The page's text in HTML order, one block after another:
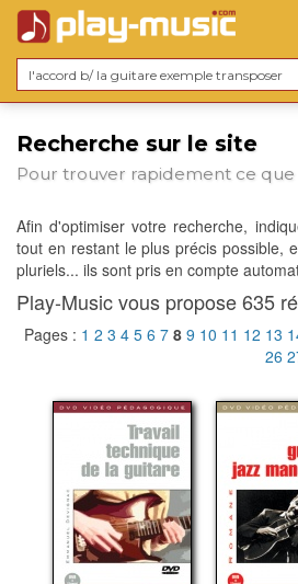
Recherche sur le site
Pour trouver rapidement ce que
Afin d'optimiser votre recherche,
tout en restant le plus précis possible,
pluriels... ils sont pris en compte
Play-Music vous propose 635
Pages : 1 2 3 4 5 6 7 8 9 10 11 12 13
26